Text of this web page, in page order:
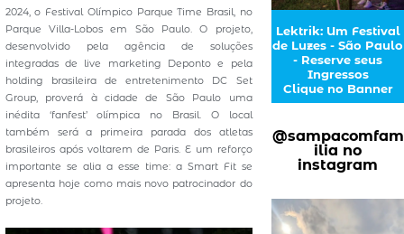
2024, o Festival Olímpico Parque Time Brasil, no
Parque Villa-Lobos em São Paulo. O projeto,
desenvolvido pela agência de soluções
integradas de live marketing Deponto e pela
holding brasileira de entretenimento DC Set
Group, proverá à cidade de São Paulo uma
inédita ‘fanfest’ olímpica no Brasil. O local
também será a primeira parada dos atletas
brasileiros após voltarem de Paris. E um reforço
importante se alia a esse time: a Smart Fit se
apresenta hoje como mais novo patrocinador do
projeto.
Lektrik: Um Festival
de Luzes - São Paulo
- Reserve seus
Ingressos
Clique no Banner
@sampacomfam
ilia no
instagram